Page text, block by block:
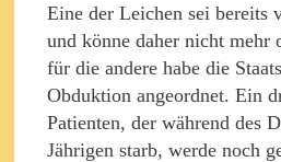
Eine der Leichen sei bereits
und könne daher nicht mehr
für die andere habe die
Obduktion angeordnet. Ein
Patienten, der während des
Jährigen starb, werde noch